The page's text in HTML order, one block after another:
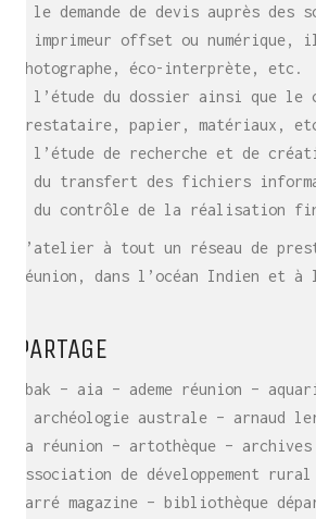
– le demande de devis auprès des
– imprimeur offset ou
photographe, éco-interprète, etc.
– l’étude du dossier ainsi que le
prestataire, papier, matériaux,
– l’étude de recherche et de
– du transfert des fichiers
– du contrôle de la réalisation
L’atelier à tout un réseau de
Réunion, dans l’océan Indien et
PARTAGE
abak – aia – ademe réunion –
– archéologie australe – arnaud
la réunion – artothèque – archives
association de développement
carré magazine – bibliothèque